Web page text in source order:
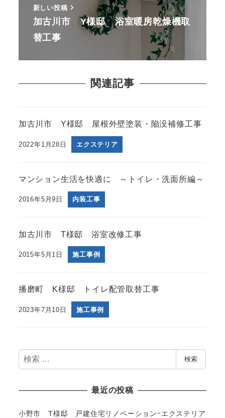
新しい投稿
加古川市 Y様邸 浴室暖房乾燥機取
替工事
関連記事
加古川市 Y様邸 屋根外壁塗装・陥没補修工事
2022年1月28日 エクステリア
マンション生活を快適に ～トイレ・洗面所編～
2016年5月9日 内装工事
加古川市 T様邸 浴室改修工事
2015年5月1日 施工事例
播磨町 K様邸 トイレ配管取替工事
2023年7月10日 施工事例
検
索
検索
最近の投稿
小野市 T様邸 戸建住宅リノベーションｰエクステリア